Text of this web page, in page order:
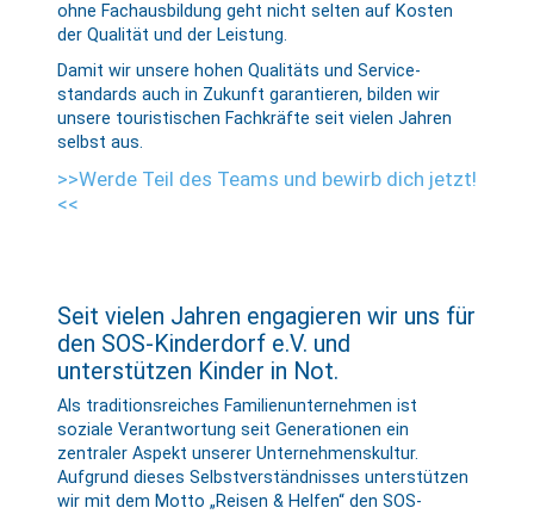
ohne Fach­ausbildung geht nicht selten auf Kosten
der Qualität und der Leistung.
Damit wir unsere hohen Qualitäts und Service­
standards auch in Zukunft garantieren, bilden wir
unsere touristischen Fach­kräfte seit vielen Jahren
selbst aus.
>>Werde Teil des Teams und bewirb dich jetzt!
<<
Seit vielen Jahren engagieren wir uns für
den SOS-Kinderdorf e.V. und
unterstützen Kinder in Not.
Als traditionsreiches Familienunternehmen ist
soziale Verantwortung seit Generationen ein
zentraler Aspekt unserer Unternehmenskultur.
Aufgrund dieses Selbst­verständ­nisses unter­stützen
wir mit dem Motto „Reisen & Helfen“ den SOS-